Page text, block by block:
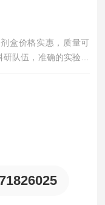
盒价格实惠，质量可
队伍，准确的实验结
的试剂盒产品都可提